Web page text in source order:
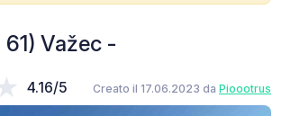
Važec -
4.16/5 Creato il 17.06.2023 da Pioootrus